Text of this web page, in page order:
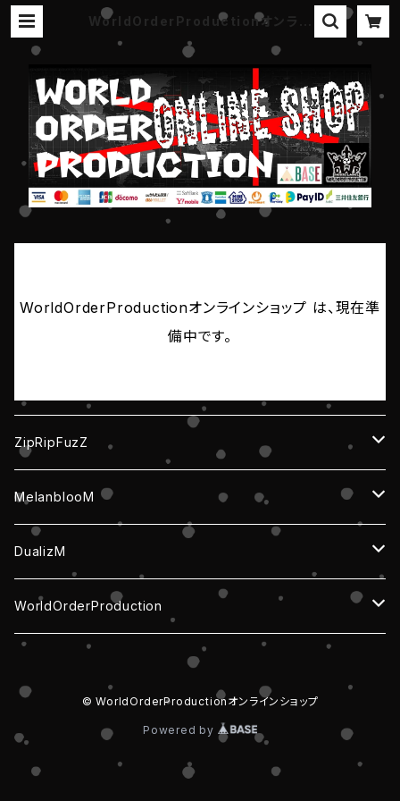
WorldOrderProductionオンライ
WorldOrderProductionオンラインショップ は、現在準
備中です。
ZipRipFuzZ
CD・DVD
チェキ・写真
せんはぴ
MelanblooM
チェキ/写真
グッズ
DualizM
グッズ
WorldOrderProduction
© WorldOrderProductionオンラインショップ
Powered by